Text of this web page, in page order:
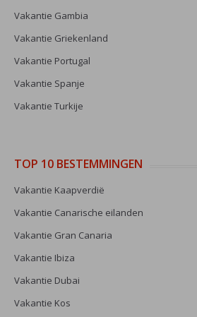
Vakantie Gambia
Vakantie Griekenland
Vakantie Portugal
Vakantie Spanje
Vakantie Turkije
TOP 10 BESTEMMINGEN
Vakantie Kaapverdië
Vakantie Canarische eilanden
Vakantie Gran Canaria
Vakantie Ibiza
Vakantie Dubai
Vakantie Kos